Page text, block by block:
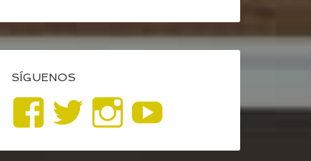
SÍGUENOS
Ver
perfil
Ver
perfil
Ver
perfil
YouTube